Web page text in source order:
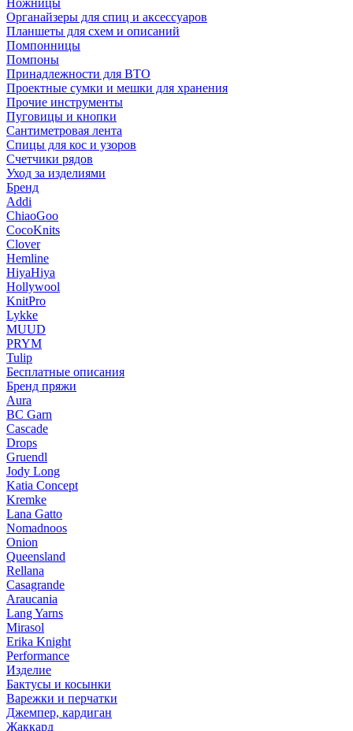
Ножницы
Органайзеры для спиц и аксессуаров
Планшеты для схем и описаний
Помпонницы
Помпоны
Принадлежности для ВТО
Проектные сумки и мешки для хранения
Прочие инструменты
Пуговицы и кнопки
Сантиметровая лента
Спицы для кос и узоров
Счетчики рядов
Уход за изделиями
Бренд
Addi
ChiaoGoo
CocoKnits
Clover
Hemline
HiyaHiya
Hollywool
KnitPro
Lykke
MUUD
PRYM
Tulip
Бесплатные описания
Бренд пряжи
Aura
BC Garn
Cascade
Drops
Gruendl
Jody Long
Katia Concept
Kremke
Lana Gatto
Nomadnoos
Onion
Queensland
Rellana
Casagrande
Araucania
Lang Yarns
Mirasol
Erika Knight
Performance
Изделие
Бактусы и косынки
Варежки и перчатки
Джемпер, кардиган
Жаккард